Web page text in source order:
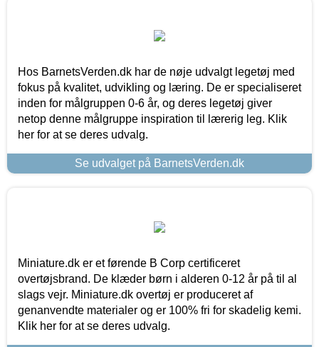
Hos BarnetsVerden.dk har de nøje udvalgt legetøj med
fokus på kvalitet, udvikling og læring. De er specialiseret
inden for målgruppen 0-6 år, og deres legetøj giver
netop denne målgruppe inspiration til lærerig leg. Klik
her for at se deres udvalg.
Se udvalget på BarnetsVerden.dk
Miniature.dk er et førende B Corp certificeret
overtøjsbrand. De klæder børn i alderen 0-12 år på til al
slags vejr. Miniature.dk overtøj er produceret af
genanvendte materialer og er 100% fri for skadelig kemi.
Klik her for at se deres udvalg.